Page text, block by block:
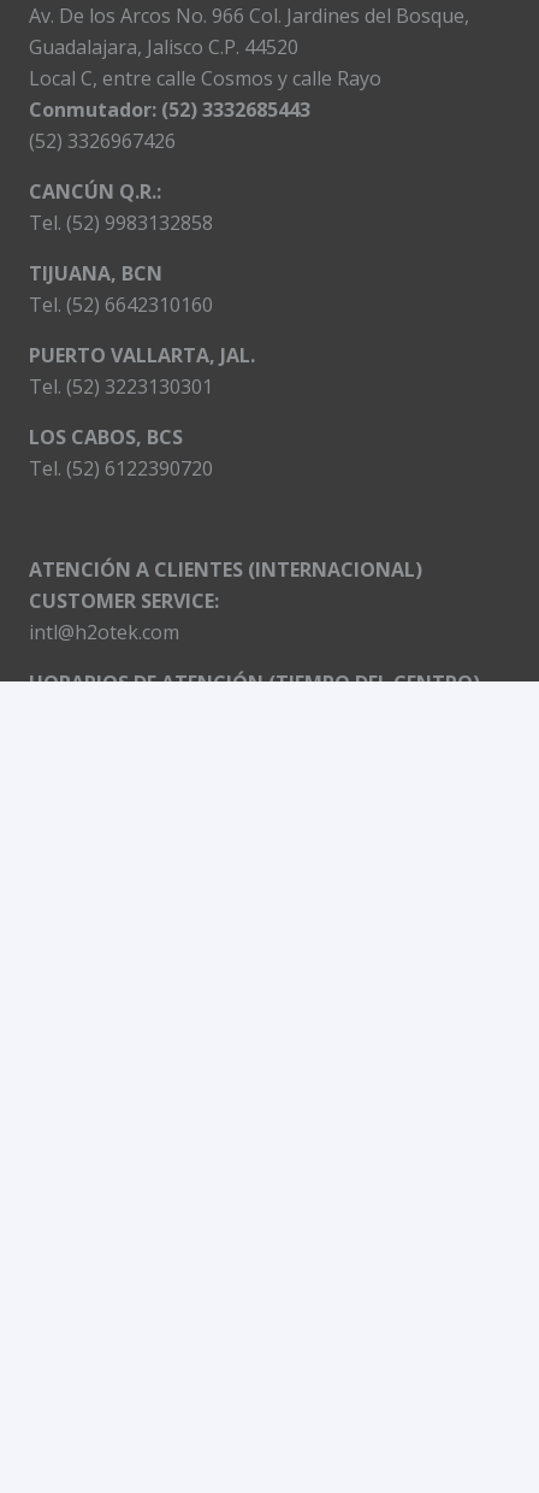
Av. De los Arcos No. 966 Col. Jardines del Bosque,
Guadalajara, Jalisco C.P. 44520
Local C, entre calle Cosmos y calle Rayo
Conmutador: (52) 3332685443
(52) 3326967426
CANCÚN Q.R.:
Tel. (52) 9983132858
TIJUANA, BCN
Tel. (52) 6642310160
PUERTO VALLARTA, JAL.
Tel. (52) 3223130301
LOS CABOS, BCS
Tel. (52) 6122390720
ATENCIÓN A CLIENTES (INTERNACIONAL)
CUSTOMER SERVICE:
intl@h2otek.com
HORARIOS DE ATENCIÓN (TIEMPO DEL CENTRO)